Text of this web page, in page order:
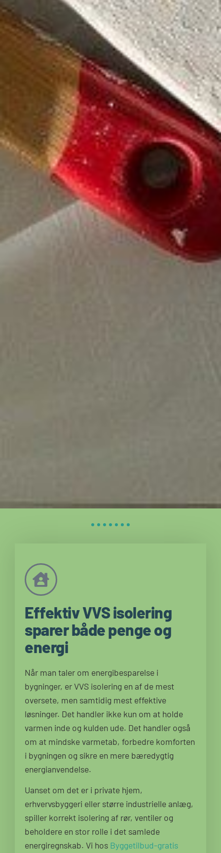
Effektiv VVS isolering
sparer både penge og
energi
Når man taler om energibesparelse i
bygninger, er VVS isolering en af de mest
oversete, men samtidig mest effektive
løsninger. Det handler ikke kun om at holde
varmen inde og kulden ude. Det handler også
om at mindske varmetab, forbedre komforten
i bygningen og sikre en mere bæredygtig
energianvendelse.
Uanset om det er i private hjem,
erhvervsbyggeri eller større industrielle anlæg,
spiller korrekt isolering af rør, ventiler og
beholdere en stor rolle i det samlede
energiregnskab. Vi hos Byggetilbud-gratis